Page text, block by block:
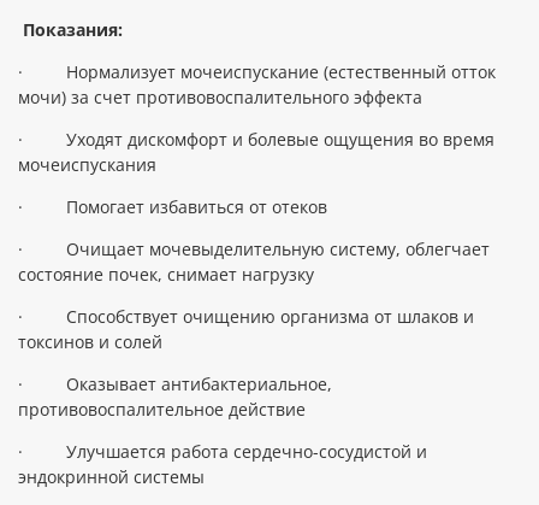
Показания:
· Нормализует мочеиспускание (естественный отток
мочи) за счет противовоспалительного эффекта
· Уходят дискомфорт и болевые ощущения во время
мочеиспускания
· Помогает избавиться от отеков
· Очищает мочевыделительную систему, облегчает
состояние почек, снимает нагрузку
· Способствует очищению организма от шлаков и
токсинов и солей
· Оказывает антибактериальное,
противовоспалительное действие
· Улучшается работа сердечно-сосудистой и
эндокринной системы